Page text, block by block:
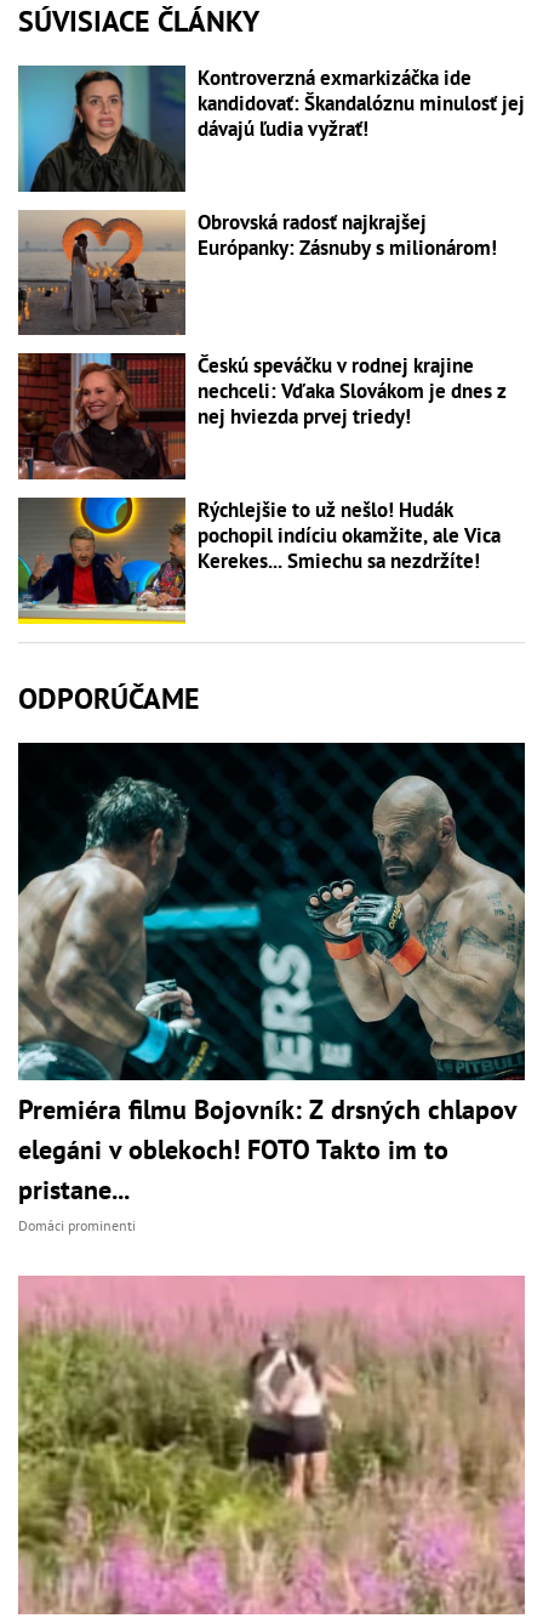
SÚVISIACE ČLÁNKY
Kontroverzná exmarkizáčka ide
kandidovať: Škandalóznu minulosť jej
dávajú ľudia vyžrať!
Obrovská radosť najkrajšej
Európanky: Zásnuby s milionárom!
Českú speváčku v rodnej krajine
nechceli: Vďaka Slovákom je dnes z
nej hviezda prvej triedy!
Rýchlejšie to už nešlo! Hudák
pochopil indíciu okamžite, ale Vica
Kerekes... Smiechu sa nezdržíte!
ODPORÚČAME
Premiéra filmu Bojovník: Z drsných chlapov
elegáni v oblekoch! FOTO Takto im to
pristane...
Domáci prominenti